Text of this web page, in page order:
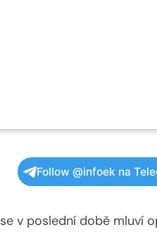
Follow @infoek na
se v poslední době mluví